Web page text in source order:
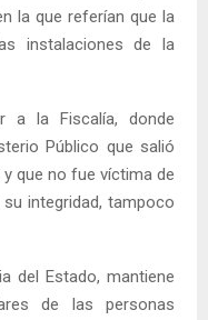
la que referían que la
instalaciones de la
a la Fiscalía, donde
Público que salió
que no fue víctima de
integridad, tampoco
del Estado, mantiene
de las personas